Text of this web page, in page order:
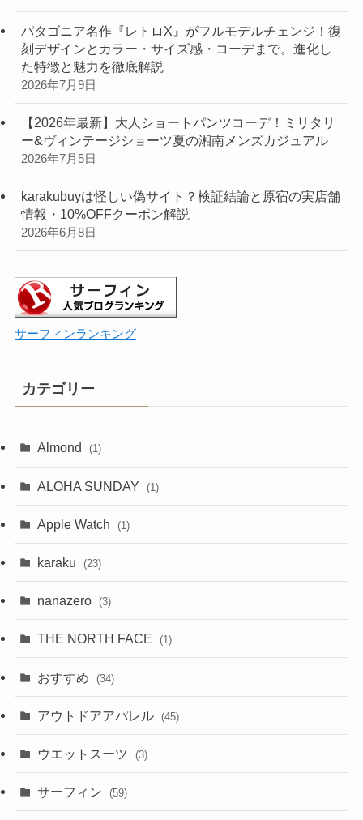
パタゴニア名作『レトロX』がフルモデルチェンジ！復
刻デザインとカラー・サイズ感・コーデまで。進化し
た特徴と魅力を徹底解説
2026年7月9日
【2026年最新】大人ショートパンツコーデ！ミリタリ
ー&ヴィンテージショーツ夏の湘南メンズカジュアル
2026年7月5日
karakubuyは怪しい偽サイト？検証結論と原宿の実店舗
情報・10%OFFクーポン解説
2026年6月8日
サーフィンランキング
カテゴリー
Almond (1)
ALOHA SUNDAY (1)
Apple Watch (1)
karaku (23)
nanazero (3)
THE NORTH FACE (1)
おすすめ (34)
アウトドアアパレル (45)
ウエットスーツ (3)
サーフィン (59)